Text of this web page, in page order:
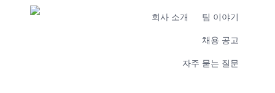
회사 소개 팀 이야기
채용 공고
자주 묻는 질문